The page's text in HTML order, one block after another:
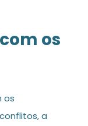
os
os
a